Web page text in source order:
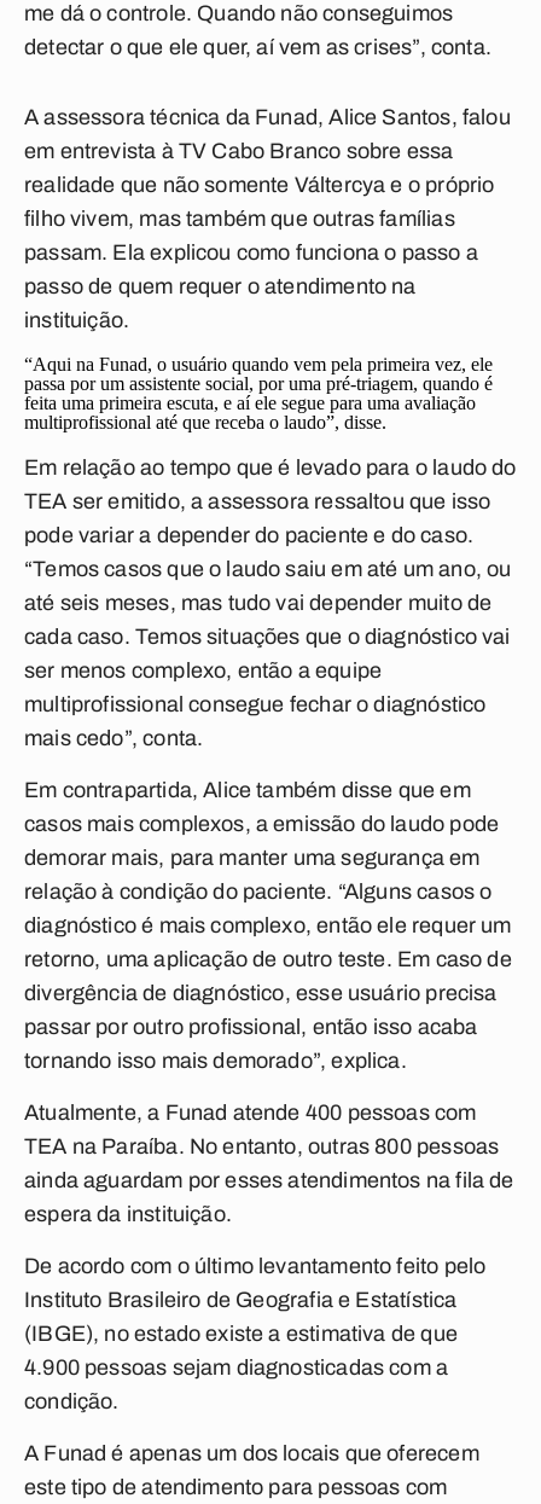
me dá o controle. Quando não conseguimos
detectar o que ele quer, aí vem as crises”, conta.
A assessora técnica da Funad, Alice Santos, falou
em entrevista à TV Cabo Branco sobre essa
realidade que não somente Váltercya e o próprio
filho vivem, mas também que outras famílias
passam. Ela explicou como funciona o passo a
passo de quem requer o atendimento na
instituição.
“Aqui na Funad, o usuário quando vem pela primeira vez, ele
passa por um assistente social, por uma pré-triagem, quando é
feita uma primeira escuta, e aí ele segue para uma avaliação
multiprofissional até que receba o laudo”, disse.
Em relação ao tempo que é levado para o laudo do
TEA ser emitido, a assessora ressaltou que isso
pode variar a depender do paciente e do caso.
“Temos casos que o laudo saiu em até um ano, ou
até seis meses, mas tudo vai depender muito de
cada caso. Temos situações que o diagnóstico vai
ser menos complexo, então a equipe
multiprofissional consegue fechar o diagnóstico
mais cedo”, conta.
Em contrapartida, Alice também disse que em
casos mais complexos, a emissão do laudo pode
demorar mais, para manter uma segurança em
relação à condição do paciente. “Alguns casos o
diagnóstico é mais complexo, então ele requer um
retorno, uma aplicação de outro teste. Em caso de
divergência de diagnóstico, esse usuário precisa
passar por outro profissional, então isso acaba
tornando isso mais demorado”, explica.
Atualmente, a Funad atende 400 pessoas com
TEA na Paraíba. No entanto, outras 800 pessoas
ainda aguardam por esses atendimentos na fila de
espera da instituição.
De acordo com o último levantamento feito pelo
Instituto Brasileiro de Geografia e Estatística
(IBGE), no estado existe a estimativa de que
4.900 pessoas sejam diagnosticadas com a
condição.
A Funad é apenas um dos locais que oferecem
este tipo de atendimento para pessoas com